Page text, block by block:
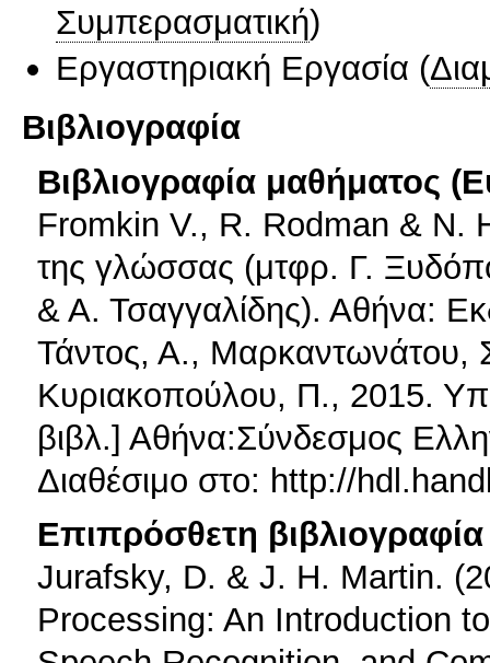
Συμπερασματική)
Εργαστηριακή Εργασία (
Βιβλιογραφία
Βιβλιογραφία μαθήματος
Fromkin V., R. Rodman & N.
της γλώσσας (μτφρ. Γ.
& Α. Τσαγγαλίδης). Αθήνα:
Τάντος, Α., Μαρκαντωνάτου,
Κυριακοπούλου, Π., 2015.
βιβλ.] Αθήνα:Σύνδεσμος
Διαθέσιμο στο: http://
Επιπρόσθετη βιβλιογραφία
Jurafsky, D. & J. H. Martin.
Processing: An Introduction